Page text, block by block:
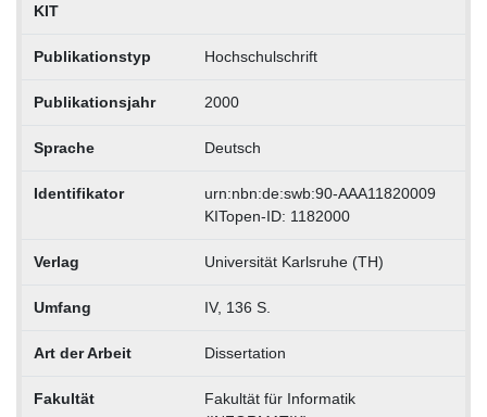
KIT
Publikationstyp Hochschulschrift
Publikationsjahr 2000
Sprache Deutsch
Identifikator
urn:nbn:de:swb:90-AAA11820009
KITopen-ID: 1182000
Verlag Universität Karlsruhe (TH)
Umfang IV, 136 S.
Art der Arbeit Dissertation
Fakultät
Fakultät für Informatik